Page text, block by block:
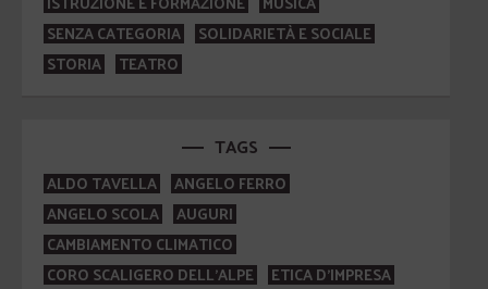
SENZA CATEGORIA
SOLIDARIETÀ E SOCIALE
STORIA
TEATRO
TAGS
ALDO TAVELLA
ANGELO FERRO
ANGELO SCOLA
AUGURI
CAMBIAMENTO CLIMATICO
CORO SCALIGERO DELL'ALPE
ETICA D'IMPRESA